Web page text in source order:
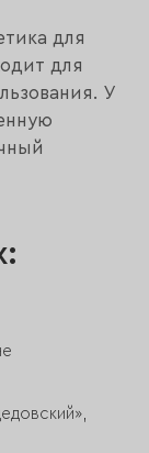
для
для
У